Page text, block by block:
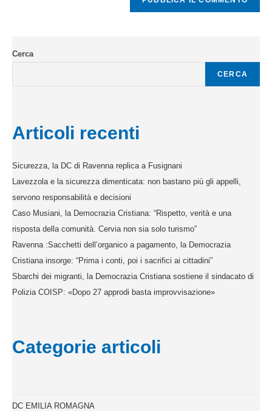
Cerca
CERCA
Articoli recenti
Sicurezza, la DC di Ravenna replica a Fusignani
Lavezzola e la sicurezza dimenticata: non bastano più gli appelli,
servono responsabilità e decisioni
Caso Musiani, la Democrazia Cristiana: “Rispetto, verità e una
risposta della comunità. Cervia non sia solo turismo”
Ravenna :Sacchetti dell’organico a pagamento, la Democrazia
Cristiana insorge: “Prima i conti, poi i sacrifici ai cittadini”
Sbarchi dei migranti, la Democrazia Cristiana sostiene il sindacato di
Polizia COISP: «Dopo 27 approdi basta improvvisazione»
Categorie articoli
DC EMILIA ROMAGNA